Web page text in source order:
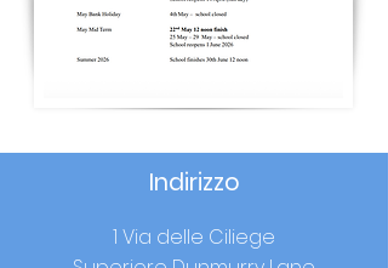
Indirizzo
1 Via delle Ciliege